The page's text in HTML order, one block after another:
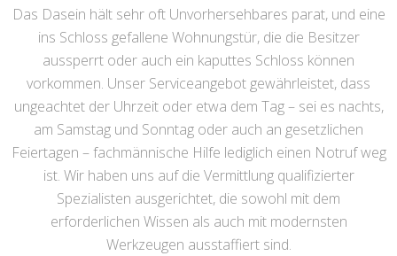
Das Dasein hält sehr oft Unvorhersehbares parat, und eine
ins Schloss gefallene Wohnungstür, die die Besitzer
aussperrt oder auch ein kaputtes Schloss können
vorkommen. Unser Serviceangebot gewährleistet, dass
ungeachtet der Uhrzeit oder etwa dem Tag – sei es nachts,
am Samstag und Sonntag oder auch an gesetzlichen
Feiertagen – fachmännische Hilfe lediglich einen Notruf weg
ist. Wir haben uns auf die Vermittlung qualifizierter
Spezialisten ausgerichtet, die sowohl mit dem
erforderlichen Wissen als auch mit modernsten
Werkzeugen ausstaffiert sind.